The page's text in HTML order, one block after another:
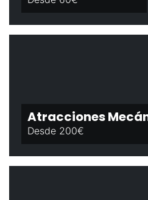
Atracciones
Desde 200€